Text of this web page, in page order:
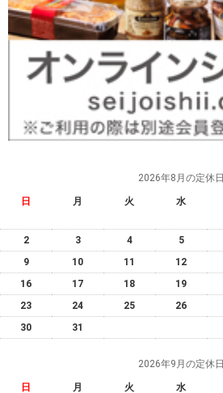
2026年8月の定休日
日 月 火 水
2
3 4 5
9
10 11 12
16
17 18 19
23
24 25 26
30
31
2026年9月の定休日
日 月 火 水